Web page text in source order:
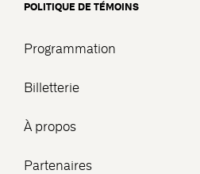
Programmation
Billetterie
À propos
Partenaires
POLITIQUE DE TÉMOINS